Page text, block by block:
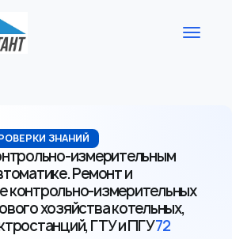
ЗНАНИЙ
измерительным
Ремонт и
контрольно-измерительных
хозяйства котельных,
ГТУ и ПГУ72